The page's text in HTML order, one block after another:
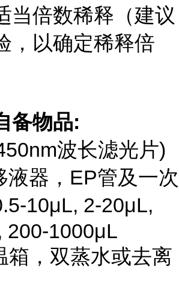
当倍数稀释（建议
，以确定稀释倍
备物品:
波长滤光片)
器， EP管及一次
10μL, 2-20μL,
200-1000μL
，双蒸水或去离